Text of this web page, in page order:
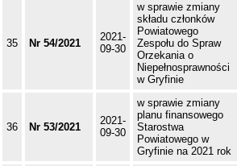
35 Nr 54/2021
2021-
09-30
w sprawie zmiany
składu członków
Powiatowego
Zespołu do Spraw
Orzekania o
Niepełnosprawności
w Gryfinie
36 Nr 53/2021
2021-
09-30
w sprawie zmiany
planu finansowego
Starostwa
Powiatowego w
Gryfinie na 2021 rok